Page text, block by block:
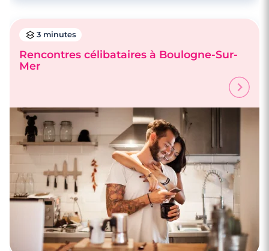
3 minutes
Rencontre à Aire-sur-la-Lys
3 minutes
Rencontres célibataires à Boulogne-Sur-
Mer